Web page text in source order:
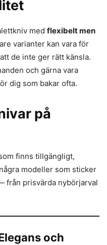
med flexibelt men
varianter kan vara för
de inte ger rätt känsla.
och gärna vara
dig som bakar ofta.
på
finns tillgängligt,
modeller som sticker
från prisvärda nybörjarval
och